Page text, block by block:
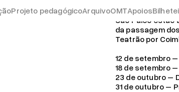
Projeto pedagógicoArquivoOMTApoios
19.04.26 Já pode
Depois de uma
São Palco estão
da passagem
Teatrão por
12 de setembro
18 de setembro
23 de outubro –
31 de outubro –